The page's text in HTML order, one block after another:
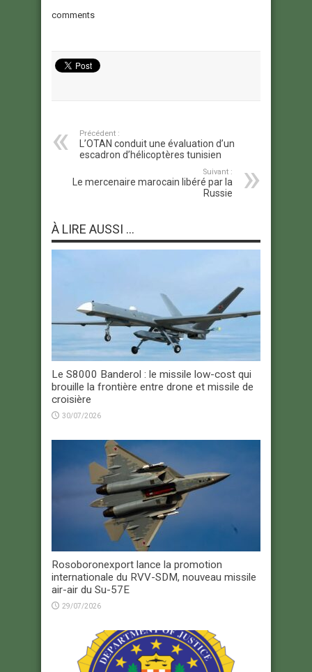
comments
Précédent :
L’OTAN conduit une évaluation d’un
escadron d’hélicoptères tunisien
Suivant :
Le mercenaire marocain libéré par la
Russie
À LIRE AUSSI ...
Le S8000 Banderol : le missile low-cost qui
brouille la frontière entre drone et missile de
croisière
30/07/2026
Rosoboronexport lance la promotion
internationale du RVV-SDM, nouveau missile
air-air du Su-57E
29/07/2026